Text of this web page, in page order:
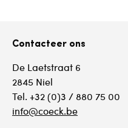
Contacteer ons
De Laetstraat 6
2845 Niel
Tel. +32 (0)3 / 880 75 00
info@coeck.be